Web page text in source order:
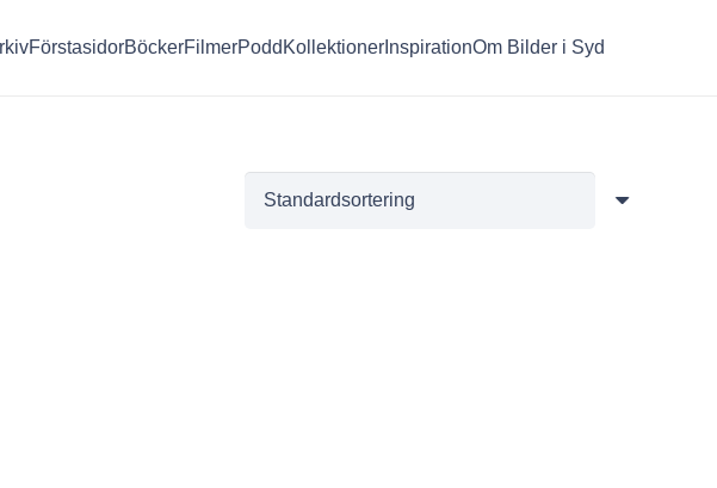
FörstasidorBöckerFilmerPodd Kollektioner InspirationOm Bilder i Syd